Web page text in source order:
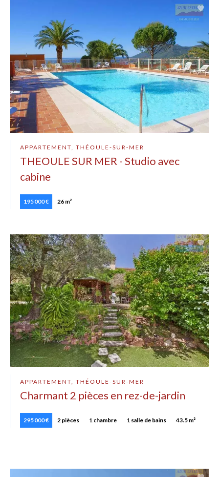
APPARTEMENT, THÉOULE-SUR-MER
THEOULE SUR MER - Studio avec
cabine
195 000 € 26 m²
APPARTEMENT, THÉOULE-SUR-MER
Charmant 2 pièces en rez-de-jardin
295 000 € 2 pièces 1 chambre 1 salle de bains 43.5 m²